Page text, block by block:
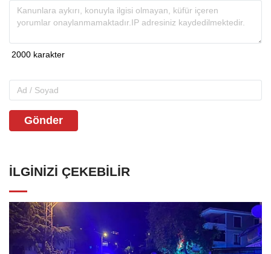
Gönder
İLGINIZI ÇEKEBILIR